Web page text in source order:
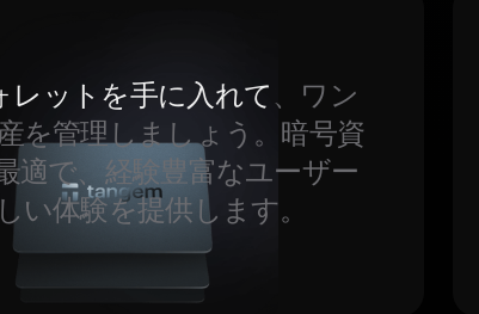
レットを手に入れて、ワン
を管理しましょう。暗号資
適で、経験豊富なユーザー
い体験を提供します。